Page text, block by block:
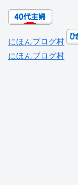
にほんブログ村
にほんブログ村